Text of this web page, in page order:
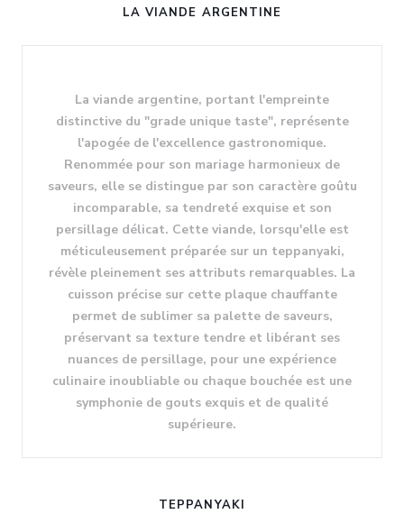
LA VIANDE ARGENTINE
La viande argentine, portant l'empreinte
distinctive du "grade unique taste", représente
l'apogée de l'excellence gastronomique.
Renommée pour son mariage harmonieux de
saveurs, elle se distingue par son caractère goûtu
incomparable, sa tendreté exquise et son
persillage délicat. Cette viande, lorsqu'elle est
méticuleusement préparée sur un teppanyaki,
révèle pleinement ses attributs remarquables. La
cuisson précise sur cette plaque chauffante
permet de sublimer sa palette de saveurs,
préservant sa texture tendre et libérant ses
nuances de persillage, pour une expérience
culinaire inoubliable ou chaque bouchée est une
symphonie de gouts exquis et de qualité
supérieure.
TEPPANYAKI